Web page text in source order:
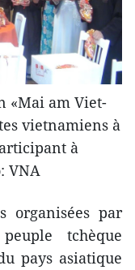
«Mai am Viet-
vietnamiens à
à
VNA
organisées par
tchèque
pays asiatique